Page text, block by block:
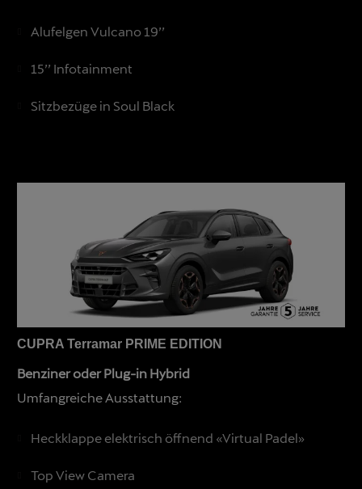
Alufelgen Vulcano 19’’
15’’ Infotainment
Sitzbezüge in Soul Black
CUPRA Terramar PRIME EDITION
Benziner oder Plug-in Hybrid
Umfangreiche Ausstattung:
Heckklappe elektrisch öffnend «Virtual Padel»
Top View Camera